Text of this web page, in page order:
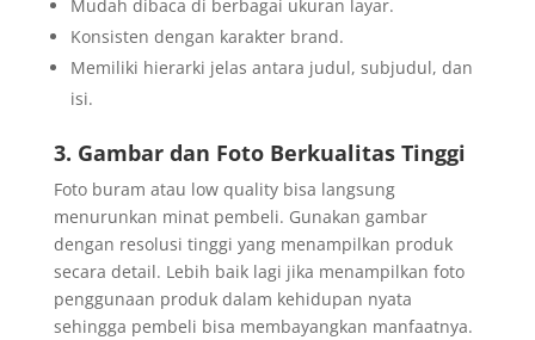
Mudah dibaca di berbagai ukuran layar.
Konsisten dengan karakter brand.
Memiliki hierarki jelas antara judul, subjudul, dan
isi.
3. Gambar dan Foto Berkualitas Tinggi
Foto buram atau low quality bisa langsung
menurunkan minat pembeli. Gunakan gambar
dengan resolusi tinggi yang menampilkan produk
secara detail. Lebih baik lagi jika menampilkan foto
penggunaan produk dalam kehidupan nyata
sehingga pembeli bisa membayangkan manfaatnya.